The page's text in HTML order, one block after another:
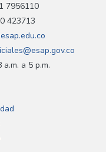
7956110
423713
a 5 p.m.